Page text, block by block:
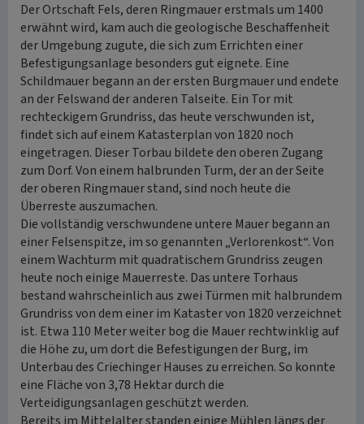
Der Ortschaft Fels, deren Ringmauer erstmals um 1400
erwähnt wird, kam auch die geologische Beschaffenheit
der Umgebung zugute, die sich zum Errichten einer
Befestigungsanlage besonders gut eignete. Eine
Schildmauer begann an der ersten Burgmauer und endete
an der Felswand der anderen Talseite. Ein Tor mit
rechteckigem Grundriss, das heute verschwunden ist,
findet sich auf einem Katasterplan von 1820 noch
eingetragen. Dieser Torbau bildete den oberen Zugang
zum Dorf. Von einem halbrunden Turm, der an der Seite
der oberen Ringmauer stand, sind noch heute die
Überreste auszumachen.
Die vollständig verschwundene untere Mauer begann an
einer Felsenspitze, im so genannten „Verlorenkost“. Von
einem Wachturm mit quadratischem Grundriss zeugen
heute noch einige Mauerreste. Das untere Torhaus
bestand wahrscheinlich aus zwei Türmen mit halbrundem
Grundriss von dem einer im Kataster von 1820 verzeichnet
ist. Etwa 110 Meter weiter bog die Mauer rechtwinklig auf
die Höhe zu, um dort die Befestigungen der Burg, im
Unterbau des Criechinger Hauses zu erreichen. So konnte
eine Fläche von 3,78 Hektar durch die
Verteidigungsanlagen geschützt werden.